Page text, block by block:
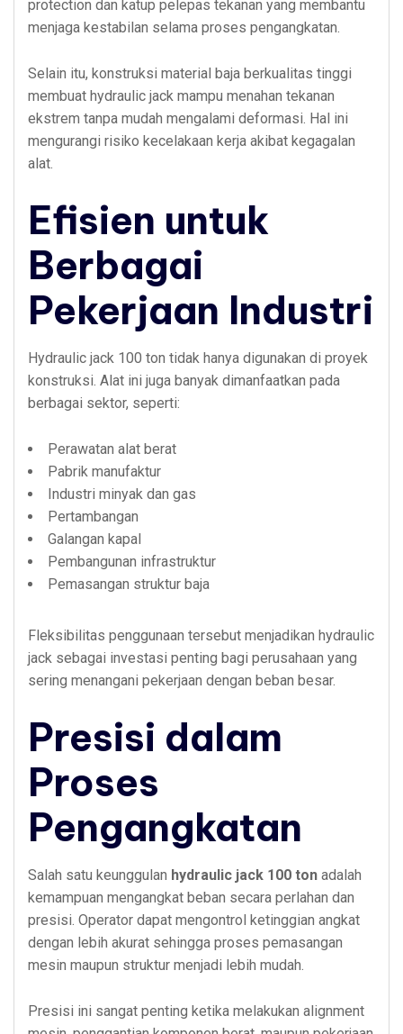
protection dan katup pelepas tekanan yang membantu
menjaga kestabilan selama proses pengangkatan.
Selain itu, konstruksi material baja berkualitas tinggi
membuat hydraulic jack mampu menahan tekanan
ekstrem tanpa mudah mengalami deformasi. Hal ini
mengurangi risiko kecelakaan kerja akibat kegagalan
alat.
Efisien untuk
Berbagai
Pekerjaan Industri
Hydraulic jack 100 ton tidak hanya digunakan di proyek
konstruksi. Alat ini juga banyak dimanfaatkan pada
berbagai sektor, seperti:
Perawatan alat berat
Pabrik manufaktur
Industri minyak dan gas
Pertambangan
Galangan kapal
Pembangunan infrastruktur
Pemasangan struktur baja
Fleksibilitas penggunaan tersebut menjadikan hydraulic
jack sebagai investasi penting bagi perusahaan yang
sering menangani pekerjaan dengan beban besar.
Presisi dalam
Proses
Pengangkatan
Salah satu keunggulan hydraulic jack 100 ton adalah
kemampuan mengangkat beban secara perlahan dan
presisi. Operator dapat mengontrol ketinggian angkat
dengan lebih akurat sehingga proses pemasangan
mesin maupun struktur menjadi lebih mudah.
Presisi ini sangat penting ketika melakukan alignment